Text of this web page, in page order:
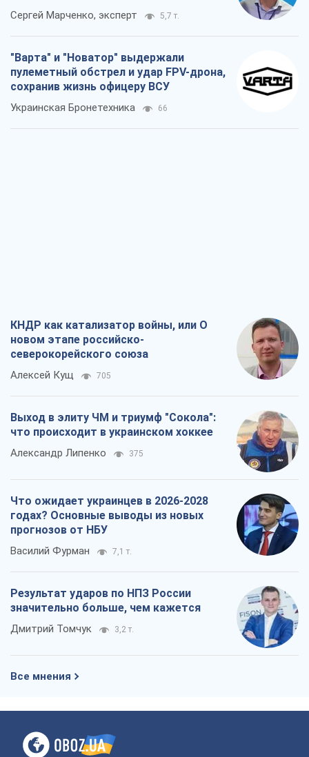
Сергей Марченко, эксперт 5,7 т.
"Варта" и "Новатор" выдержали
пулеметный обстрел и удар FPV-дрона,
сохранив жизнь офицеру ВСУ
Украинская Бронетехника 66
КНДР как катализатор войны, или О
новом этапе российско-
северокорейского союза
Алексей Кущ 705
Выход в элиту ЧМ и триумф "Сокола":
что происходит в украинском хоккее
Александр Липенко 375
Что ожидает украинцев в 2026-2028
годах? Основные выводы из новых
прогнозов от НБУ
Василий Фурман 7,1 т.
Результат ударов по НПЗ России
значительно больше, чем кажется
Дмитрий Томчук 3,2 т.
Все мнения